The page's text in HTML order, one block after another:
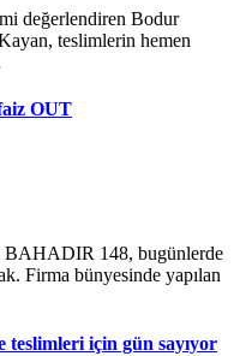
değerlendiren Bodur
teslimlerin hemen
OUT
BAHADIR 148, bugünlerde
Firma bünyesinde yapılan
teslimleri için gün sayıyor